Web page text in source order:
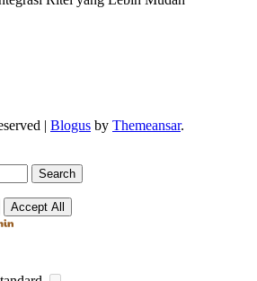
| Blogus by Themeansar.
Accept All